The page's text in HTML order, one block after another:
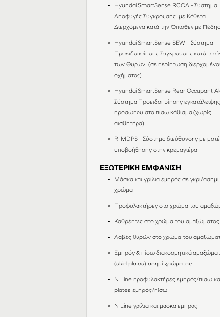
Hyundai SmartSense RCCΑ - Σύστημα
Αποφυγής Σύγκρουσης με Κάθετα
Διερχόμενα κατά την Όπισθεν με
Hyundai SmartSense SEW - Σύστημα
Προειδοποίησης Σύγκρουσης κατά το
των Θυρών (σε περίπτωση
οχήματος)
Hyundai SmartSense Rear Occupant
Σύστημα Προειδοποίησης εγκατάλειψης
προσώπου στο πίσω κάθισμα (χωρίς
αισθητήρα)
R-MDPS - Σύστημα διεύθυνσης με
υποβοήθησης στην κρεμαγιέρα
ΕΞΩΤΕΡΙΚΗ ΕΜΦΑΝΙΣΗ
Μάσκα και γρίλια εμπρός σε γκρι/ασημί
χρώμα
Προφυλακτήρες στο χρώμα του
Καθρέπτες στο χρώμα του αμαξώματος
Λαβές θυρών στο χρώμα του
Εμπρός & πίσω διακοσμητικά
(skid plates) ασημί χρώματος
Ν Line προφυλακτήρες εμπρός/πίσω
plates εμπρός/πίσω
N Line γρίλια και μάσκα εμπρός